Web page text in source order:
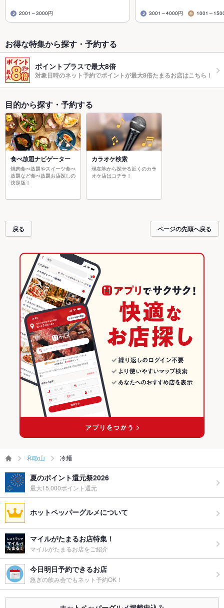
2001～3000円 3001～4000円 1001～
お得な特集から探す・予約する
ポイントプラスで最大8倍
対象日時のネット予約でポイントが最大8倍たまるお店はこちら！
目的から探す・予約する
食べ放題ナビゲーター
焼肉食べ放題やスイーツ食べ
放題など食べ放題お店探しの
決定版！
カラオケ検索
現在地から探せる近くのカラ
オケ店はコチラ！
戻る ページの先頭へ戻る
和歌山 冷麺
夏のポイント還元祭2026
最大15,000ポイント還元
ホットペッパーグルメについて
マイルがたまるお店特集！
マイルがたまるお店をご紹介
今日明日予約できるお店
急ぎの飲み会でもネット予約OK！